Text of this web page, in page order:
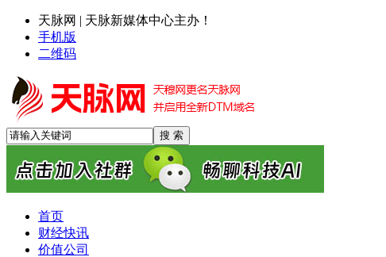
天脉网 | 天脉新媒体中心主办！
手机版
二维码
首页
财经快讯
价值公司